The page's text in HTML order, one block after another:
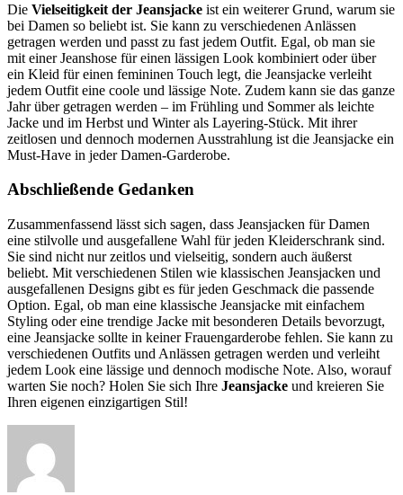
Die Vielseitigkeit der Jeansjacke ist ein weiterer Grund, warum sie
bei Damen so beliebt ist. Sie kann zu verschiedenen Anlässen
getragen werden und passt zu fast jedem Outfit. Egal, ob man sie
mit einer Jeanshose für einen lässigen Look kombiniert oder über
ein Kleid für einen femininen Touch legt, die Jeansjacke verleiht
jedem Outfit eine coole und lässige Note. Zudem kann sie das ganze
Jahr über getragen werden – im Frühling und Sommer als leichte
Jacke und im Herbst und Winter als Layering-Stück. Mit ihrer
zeitlosen und dennoch modernen Ausstrahlung ist die Jeansjacke ein
Must-Have in jeder Damen-Garderobe.
Abschließende Gedanken
Zusammenfassend lässt sich sagen, dass Jeansjacken für Damen
eine stilvolle und ausgefallene Wahl für jeden Kleiderschrank sind.
Sie sind nicht nur zeitlos und vielseitig, sondern auch äußerst
beliebt. Mit verschiedenen Stilen wie klassischen Jeansjacken und
ausgefallenen Designs gibt es für jeden Geschmack die passende
Option. Egal, ob man eine klassische Jeansjacke mit einfachem
Styling oder eine trendige Jacke mit besonderen Details bevorzugt,
eine Jeansjacke sollte in keiner Frauengarderobe fehlen. Sie kann zu
verschiedenen Outfits und Anlässen getragen werden und verleiht
jedem Look eine lässige und dennoch modische Note. Also, worauf
warten Sie noch? Holen Sie sich Ihre Jeansjacke und kreieren Sie
Ihren eigenen einzigartigen Stil!